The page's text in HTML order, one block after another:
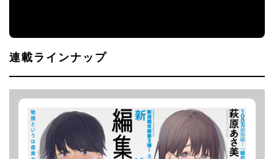
連載ラインナップ